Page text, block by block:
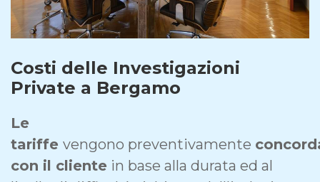
Costi delle Investigazioni
Private a Bergamo
Le
tariffe vengono preventivamente
con il cliente in base alla durata ed al